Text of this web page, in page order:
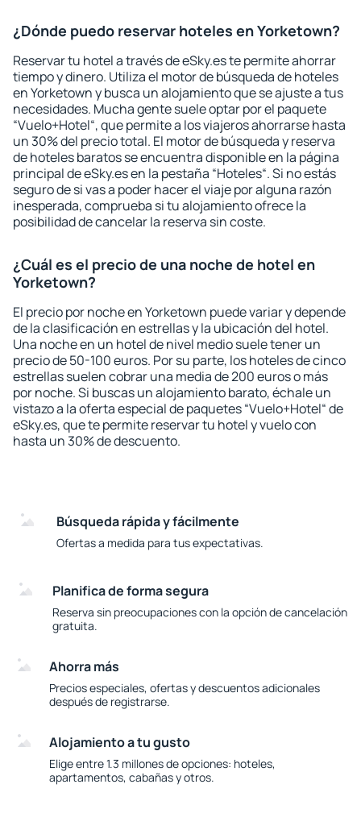
¿Dónde puedo reservar hoteles en Yorketown?
Reservar tu hotel a través de eSky.es te permite ahorrar
tiempo y dinero. Utiliza el motor de búsqueda de hoteles
en Yorketown y busca un alojamiento que se ajuste a tus
necesidades. Mucha gente suele optar por el paquete
“Vuelo+Hotel“, que permite a los viajeros ahorrarse hasta
un 30% del precio total. El motor de búsqueda y reserva
de hoteles baratos se encuentra disponible en la página
principal de eSky.es en la pestaña “Hoteles“. Si no estás
seguro de si vas a poder hacer el viaje por alguna razón
inesperada, comprueba si tu alojamiento ofrece la
posibilidad de cancelar la reserva sin coste.
¿Cuál es el precio de una noche de hotel en
Yorketown?
El precio por noche en Yorketown puede variar y depende
de la clasificación en estrellas y la ubicación del hotel.
Una noche en un hotel de nivel medio suele tener un
precio de 50-100 euros. Por su parte, los hoteles de cinco
estrellas suelen cobrar una media de 200 euros o más
por noche. Si buscas un alojamiento barato, échale un
vistazo a la oferta especial de paquetes “Vuelo+Hotel“ de
eSky.es, que te permite reservar tu hotel y vuelo con
hasta un 30% de descuento.
Búsqueda rápida y fácilmente
Ofertas a medida para tus expectativas.
Planifica de forma segura
Reserva sin preocupaciones con la opción de cancelación
gratuita.
Ahorra más
Precios especiales, ofertas y descuentos adicionales
después de registrarse.
Alojamiento a tu gusto
Elige entre 1.3 millones de opciones: hoteles,
apartamentos, cabañas y otros.